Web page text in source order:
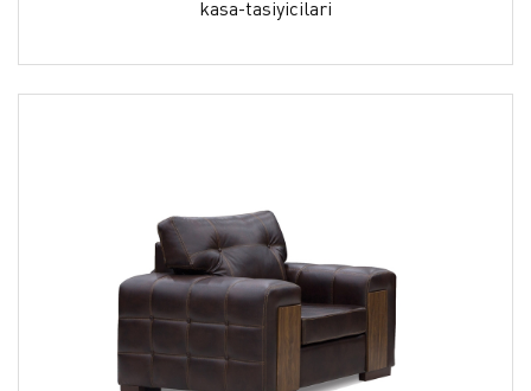
kasa-tasiyicilari